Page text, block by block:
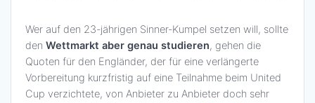
Wer auf den 23-jährigen Sinner-Kumpel setzen will, sollte
den Wettmarkt aber genau studieren, gehen die
Quoten für den Engländer, der für eine verlängerte
Vorbereitung kurzfristig auf eine Teilnahme beim United
Cup verzichtete, von Anbieter zu Anbieter doch sehr